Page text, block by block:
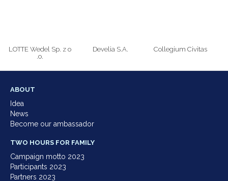
LOTTE Wedel Sp. z o
.o.
Develia S.A. Collegium Civitas
ABOUT
Idea
News
Become our ambassador
TWO HOURS FOR FAMILY
Campaign motto 2023
Participants 2023
Partners 2023